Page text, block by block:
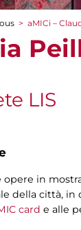
> aMICi –
LIS
opere in
della città, in
card e alle